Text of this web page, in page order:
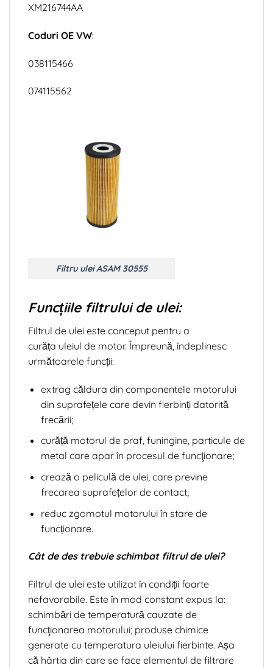
XM216744AA
Coduri OE VW:
038115466
074115562
Filtru ulei ASAM 30555
Funcțiile filtrului de ulei:
Filtrul de ulei este conceput pentru a
curăța uleiul de motor. Împreună, îndeplinesc
următoarele funcții:
extrag căldura din componentele motorului
din suprafețele care devin fierbinți datorită
frecării;
curăță motorul de praf, funingine, particule de
metal care apar în procesul de funcţionare;
crează o peliculă de ulei, care previne
frecarea suprafețelor de contact;
reduc zgomotul motorului în stare de
funcționare.
Cât de des trebuie schimbat filtrul de ulei?
Filtrul de ulei este utilizat în condiții foarte
nefavorabile. Este în mod constant expus la:
schimbări de temperatură cauzate de
funcţionarea motorului; produse chimice
generate cu temperatura uleiului fierbinte. Așa
că hârtia din care se face elementul de filtrare